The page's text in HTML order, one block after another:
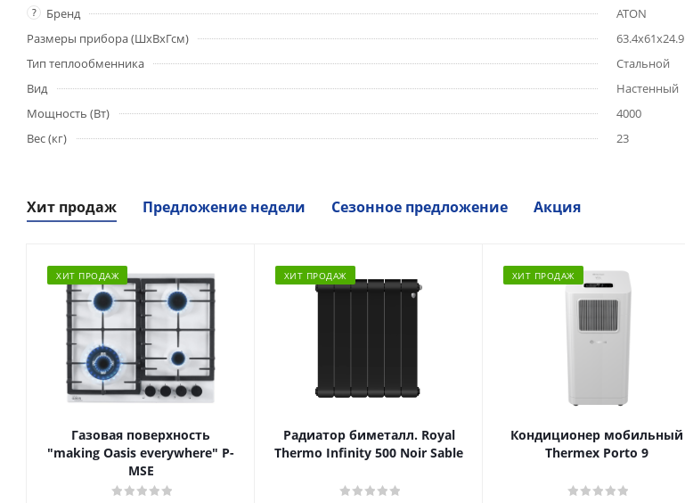
? Бренд
ATON
Размеры прибора (ШхВхГсм)
63.4x61x24.9
Тип теплообменника
Стальной
Вид
Настенный
Мощность (Вт)
4000
Вес (кг)
23
Хит продаж Предложение недели Сезонное предложение Акция
ХИТ ПРОДАЖ
Газовая поверхность
"making Oasis everywhere" P-
MSE
ХИТ ПРОДАЖ
Радиатор биметалл. Royal
Thermo Infinity 500 Noir Sable
ХИТ ПРОДАЖ
Кондиционер мобильный
Thermex Porto 9